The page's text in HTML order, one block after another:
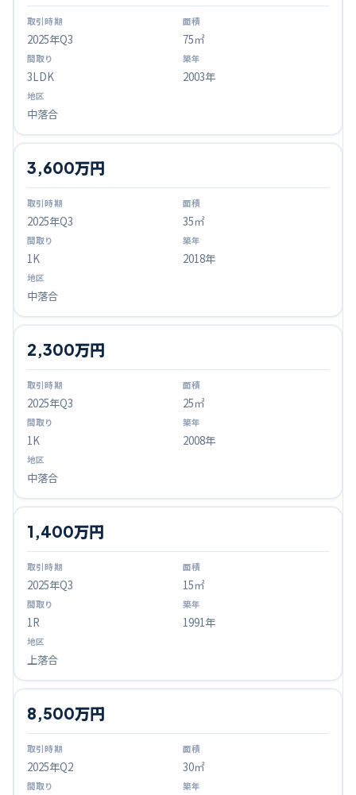
2025年Q3 75㎡
3LDK 2003年
中落合
2025年Q3
3,600万円
35㎡
1K 2018年
中落合
2025年Q3
2,300万円
25㎡
1K 2008年
中落合
2025年Q3
1,400万円
15㎡
1R 1991年
上落合
2025年Q2
8,500万円
30㎡